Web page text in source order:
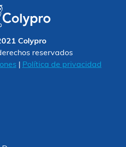
Colypro
reservados
Política de privacidad